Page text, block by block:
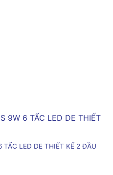
TẤC LED DE THIẾT KẾ 2 ĐẦU